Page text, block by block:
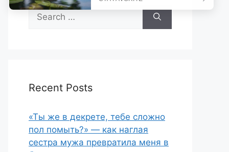
Search
for:
Recent Posts
«Ты же в декрете, тебе сложно
пол помыть?» — как наглая
сестра мужа превратила меня в